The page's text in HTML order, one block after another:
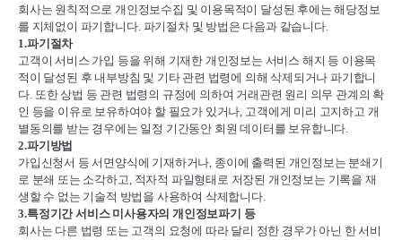
회사는 원칙적으로 개인정보수집 및 이용목적이 달성된 후에는 해당정보
를 지체없이 파기합니다. 파기절차 및 방법은 다음과 같습니다.
1.파기절차
고객이 서비스 가입 등을 위해 기재한 개인정보는 서비스 해지 등 이용목
적이 달성된 후 내부방침 및 기타 관련 법령에 의해 삭제되거나 파기합니
다. 또한 상법 등 관련 법령의 규정에 의하여 거래관련 원리 의무 관계의 확
인 등을 이유로 보유하여야 할 필요가 있거나, 고객에게 미리 고지하고 개
별동의를 받는 경우에는 일정 기간동안 회원 데이터를 보유합니다.
2.파기방법
가입신청서 등 서면양식에 기재하거나, 종이에 출력된 개인정보는 분쇄기
로 분쇄 또는 소각하고, 적자적 파일형태로 저장된 개인정보는 기록을 재
생할 수 없는 기술적 방법을 사용하여 삭제합니다.
3.특정기간 서비스 미사용자의 개인정보파기 등
회사는 다른 법령 또는 고객의 요청에 따라 달리 정한 경우가 아닌 한 서비